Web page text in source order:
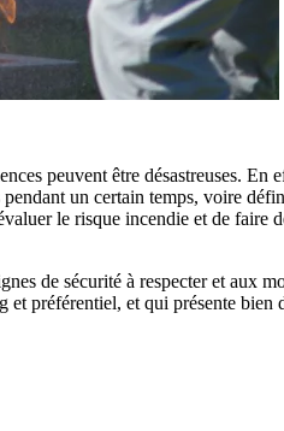
peuvent être désastreuses. En
un certain temps, voire
le risque incendie et de faire
de sécurité à respecter et aux
préférentiel, et qui présente bien